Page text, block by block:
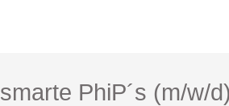
smarte PhiP´s (m/w/